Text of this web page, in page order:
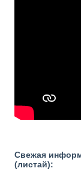
Свежая
(листай):